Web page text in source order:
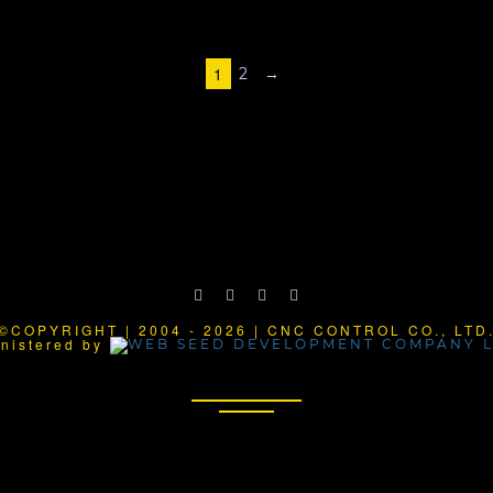
1 2 →
| 2004 - 2026 | CNC CONTROL CO.,
by